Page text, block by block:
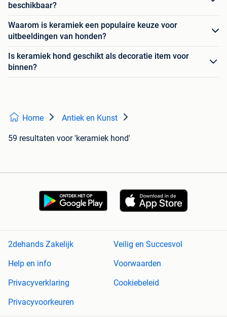
beschikbaar?
Waarom is keramiek een populaire keuze voor
uitbeeldingen van honden?
Is keramiek hond geschikt als decoratie item voor
binnen?
Home Antiek en Kunst
59 resultaten voor 'keramiek hond'
2dehands Zakelijk
Veilig en Succesvol
Help en info
Voorwaarden
Privacyverklaring
Cookiebeleid
Privacyvoorkeuren